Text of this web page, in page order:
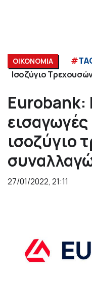
ΟΙΚΟΝΟΜΙΑ #
Ισοζύγιο
Eurobank:
ισοζύγιο
27/01/2022, 21:11